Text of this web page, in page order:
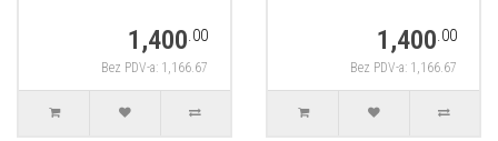
1,400.00
Bez PDV-a: 1,166.67
1,400.00
Bez PDV-a: 1,166.67